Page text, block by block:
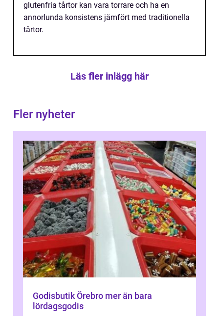
glutenfria tårtor kan vara torrare och ha en
annorlunda konsistens jämfört med traditionella
tårtor.
Läs fler inlägg här
Fler nyheter
Godisbutik Örebro mer än bara
lördagsgodis